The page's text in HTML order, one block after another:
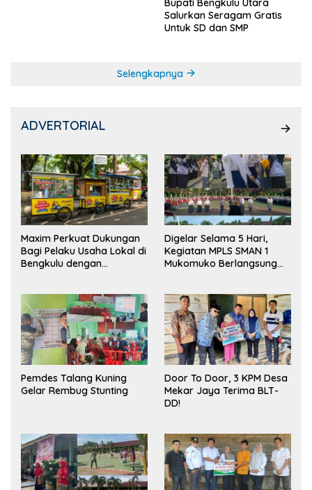
Salurkan Seragam Gratis
Untuk SD dan SMP
Selengkapnya
ADVERTORIAL
Maxim Perkuat Dukungan
Bagi Pelaku Usaha Lokal di
Bengkulu dengan
Pasar
Digelar Selama 5 Hari,
Kegiatan MPLS SMAN 1
Mukomuko Berlangsung
Pemdes Talang Kuning
Gelar Rembug Stunting
Door To Door, 3 KPM Desa
Mekar Jaya Terima BLT-
DD!